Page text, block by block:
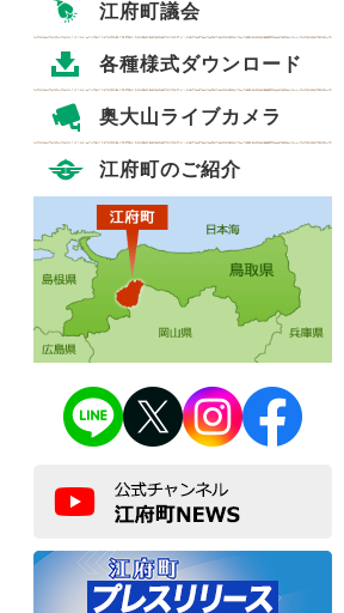
江府町議会
各種様式ダウンロード
奥大山ライブカメラ
江府町のご紹介